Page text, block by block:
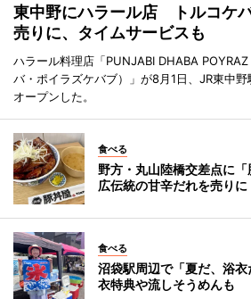
東中野にハラール店 トルコケ
売りに、タイムサービスも
ハラール料理店「PUNJABI DHABA
バ・ポイラズケバブ）」が8月1日、JR東中
オープンした。
食べる
野方・丸山陸橋交差点に
広伝統の甘辛だれを売りに
食べる
沼袋駅周辺で「夏だ、浴
衣特典や流しそうめんも